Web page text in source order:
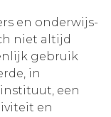
en onderwijs-
niet altijd
gebruik
in
een
en